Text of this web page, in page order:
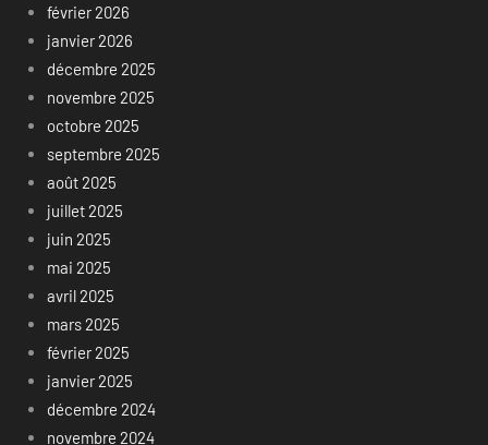
février 2026
janvier 2026
décembre 2025
novembre 2025
octobre 2025
septembre 2025
août 2025
juillet 2025
juin 2025
mai 2025
avril 2025
mars 2025
février 2025
janvier 2025
décembre 2024
novembre 2024